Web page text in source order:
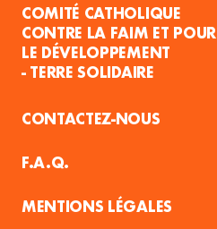
COMITÉ CATHOLIQUE
CONTRE LA FAIM ET POUR
LE DÉVELOPPEMENT
- TERRE SOLIDAIRE
CONTACTEZ-NOUS
F.A.Q.
MENTIONS LÉGALES